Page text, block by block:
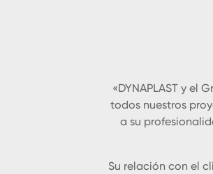
«DYNAPLAST y el
todos nuestros
a su
Su relación con el